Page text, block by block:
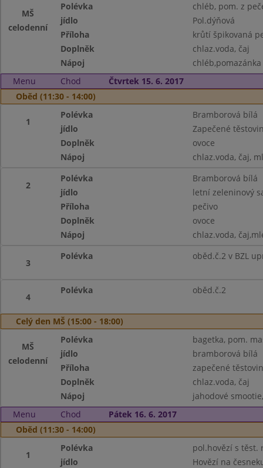
MŠ
celodenní
Polévka
chléb, pom. z
jídlo
Pol.dýňová
Příloha
krůtí špikovaná
Doplněk
chlaz.voda, čaj
Nápoj
Menu
Chod
Čtvrtek 15. 6. 2017
Oběd (11:30 - 14:00)
1
Polévka
Bramborová bílá
jídlo
Zapečené
Doplněk
ovoce
Nápoj
chlaz.voda, čaj,
2
Polévka
Bramborová bílá
jídlo
letní zeleninový
Příloha
pečivo
Doplněk
ovoce
Nápoj
chlaz.voda,
3
Polévka oběd.č.2 v BZL
4
Polévka oběd.č.2
Celý den MŠ (15:00 - 18:00)
MŠ
celodenní
Polévka
bagetka, pom.
jídlo
bramborová bílá
Příloha
zapečené
Doplněk
chlaz.voda, čaj
Nápoj
jahodové
Menu
Chod
Pátek 16. 6. 2017
Oběd (11:30 - 14:00)
1
Polévka
pol.hovězí s těst.
jídlo
Hovězí na